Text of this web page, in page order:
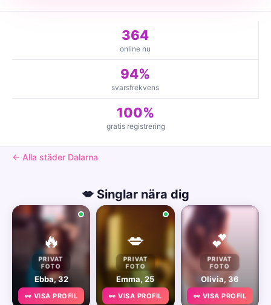
364
online nu
94%
svarsfrekvens
100%
gratis registrering
← Alla städer Dalarna
💋 Singlar nära dig
🔥
PRIVAT
FOTO
Ebba, 32
👀 VISA PROFIL
💋
PRIVAT
FOTO
Emma, 25
👀 VISA PROFIL
💕
PRIVAT
FOTO
Olivia, 36
👀 VISA PROFIL